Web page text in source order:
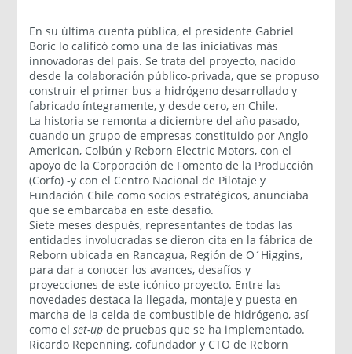
En su última cuenta pública, el presidente Gabriel
Boric lo calificó como una de las iniciativas más
innovadoras del país. Se trata del proyecto, nacido
desde la colaboración público-privada, que se propuso
construir el primer bus a hidrógeno desarrollado y
fabricado íntegramente, y desde cero, en Chile.
La historia se remonta a diciembre del año pasado,
cuando un grupo de empresas constituido por Anglo
American, Colbún y Reborn Electric Motors, con el
apoyo de la Corporación de Fomento de la Producción
(Corfo) -y con el Centro Nacional de Pilotaje y
Fundación Chile como socios estratégicos, anunciaba
que se embarcaba en este desafío.
Siete meses después, representantes de todas las
entidades involucradas se dieron cita en la fábrica de
Reborn ubicada en Rancagua, Región de O´Higgins,
para dar a conocer los avances, desafíos y
proyecciones de este icónico proyecto. Entre las
novedades destaca la llegada, montaje y puesta en
marcha de la celda de combustible de hidrógeno, así
como elset-upde pruebas que se ha implementado.
Ricardo Repenning, cofundador y CTO de Reborn